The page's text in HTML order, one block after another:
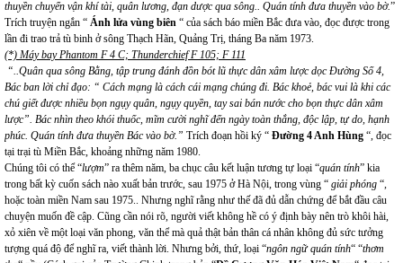
thuyền chuyển vận khí tài, quân lương, đạn dược qua sông.. Quán tính đưa thuyền vào bờ.”
Trích truyện ngắn “ Ánh lửa vùng biên “ của sách báo miền Bắc đưa vào, đọc được trong
lần đi trao trả tù binh ở sông Thạch Hãn, Quảng Trị, tháng Ba năm 1973.
(*) Máy bay Phantom F 4 C; Thunderchief F 105; F 111
“..Quân qua sông Bằng, tập trung đánh đồn bót lũ thực dân xâm lược dọc Đường Số 4,
Bác ban lời chỉ đạo: “ Cách mạng là cách cái mạng chúng đi. Bác khoẻ, bác vui là khi các
chú giết được nhiều bọn ngụy quân, ngụy quyền, tay sai bán nước cho bọn thực dân xâm
lược”. Bác nhìn theo khói thuốc, mĩm cười nghĩ đến ngày toàn thắng, độc lập, tự do, hạnh
phúc. Quán tính đưa thuyền Bác vào bờ.” Trích đoạn hồi ký “ Đường 4 Anh Hùng “, đọc
tại trại tù Miền Bắc, khoảng những năm 1980.
Chúng tôi có thể “lượm” ra thêm năm, ba chục câu kết luận tương tự loại “quán tính” kia
trong bất kỳ cuốn sách nào xuất bản trước, sau 1975 ở Hà Nội, trong vùng “ giải phóng “,
hoặc toàn miền Nam sau 1975.. Nhưng nghĩ rằng như thế đã đủ dẫn chứng để bắt đầu câu
chuyện muốn đề cập. Cũng cần nói rõ, người viết không hề có ý định bày nên trò khôi hài,
xỏ xiên về một loại văn phong, văn thể mà quả thật bản thân cá nhân không đủ sức tưởng
tượng quá độ để nghĩ ra, viết thành lời. Nhưng bởi, thứ, loại “ngôn ngữ quán tính“ “thơm